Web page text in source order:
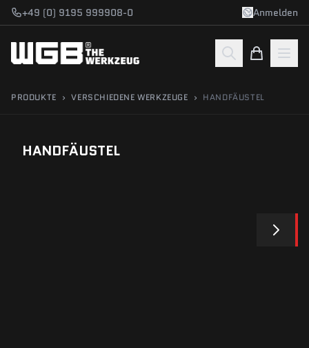
Zum Hauptinhalt springen
+49 (0) 9195 999908-0 Anmelden
PRODUKTE › VERSCHIEDENE WERKZEUGE › HANDFÄUSTEL
HANDFÄUSTEL